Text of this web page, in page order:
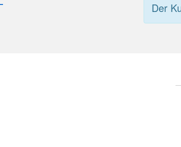
Der